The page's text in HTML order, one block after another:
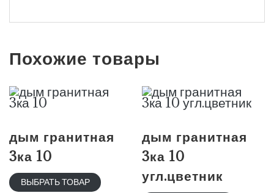
Похожие товары
дым гранитная
3ка 10
ВЫБРАТЬ ТОВАР
дым гранитная
3ка 10
угл.цветник